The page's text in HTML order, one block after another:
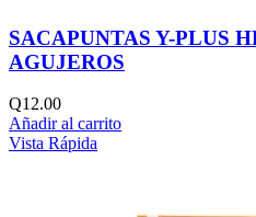
SACAPUNTAS Y-PLUS
AGUJEROS
Q12.00
Añadir al carrito
Vista Rápida